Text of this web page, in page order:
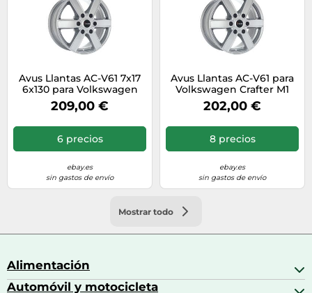
Avus Llantas AC-V61 7x17
6x130 para Volkswagen
Crafter N1 Hyper Silver
RZY
209,00 €
6 precios
ebay.es
sin gastos de envío
Avus Llantas AC-V61 para
Volkswagen Crafter M1
7x17 6x130 Hyper Silver
NQJ
202,00 €
8 precios
ebay.es
sin gastos de envío
Mostrar todo
Alimentación
Bebidas
Automóvil y motocicleta